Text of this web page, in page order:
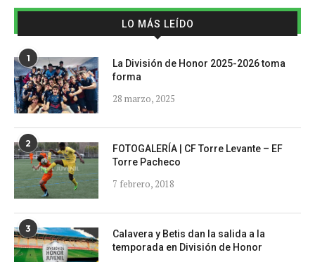
LO MÁS LEÍDO
1
La División de Honor 2025-2026 toma
forma
28 marzo, 2025
2
FOTOGALERÍA | CF Torre Levante – EF
Torre Pacheco
7 febrero, 2018
3
Calavera y Betis dan la salida a la
temporada en División de Honor